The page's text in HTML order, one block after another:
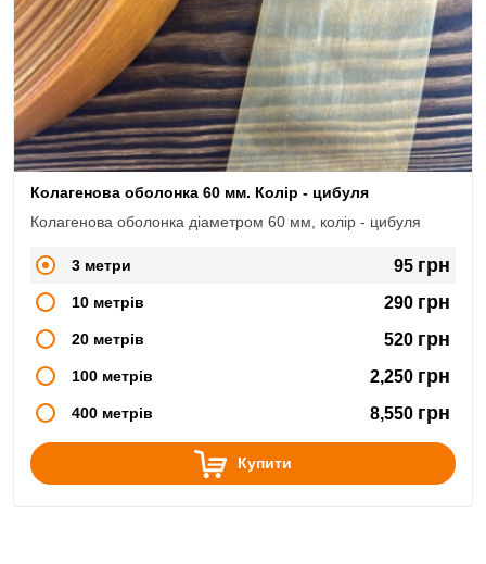
Колагенова оболонка 60 мм. Колір - цибуля
Колагенова оболонка діаметром 60 мм, колір - цибуля
3 метри 95 грн
10 метрів 290 грн
20 метрів 520 грн
100 метрів 2,250 грн
400 метрів 8,550 грн
Купити